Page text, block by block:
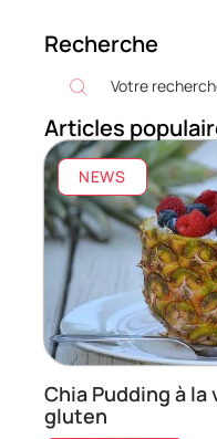
Recherche
Articles
NEWS
Chia Pudding à
gluten